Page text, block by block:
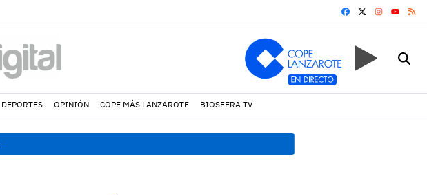
FACEBOOK
YOUTUBE
DEPORTES OPINIÓN COPE MÁS LANZAROTE BIOSFERA TV